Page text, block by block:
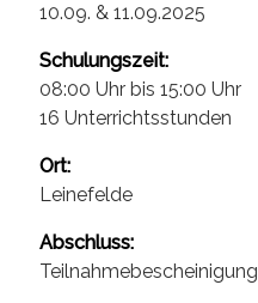
10.09. & 11.09.2025
Schulungszeit:
08:00 Uhr bis 15:00 Uhr
16 Unterrichtsstunden
Ort:
Leinefelde
Abschluss:
Teilnahmebescheinigung